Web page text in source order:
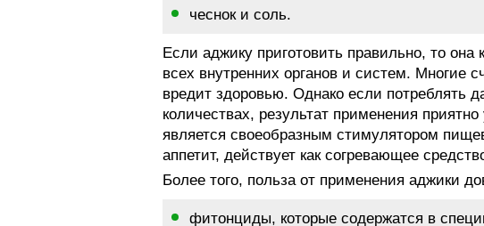
чеснок и соль.
Если аджику приготовить правильно, то она
всех внутренних органов и систем. Многие
вредит здоровью. Однако если потреблять
количествах, результат применения
является своеобразным стимулятором
аппетит, действует как согревающее
Более того, польза от применения аджики
фитонциды, которые содержатся в